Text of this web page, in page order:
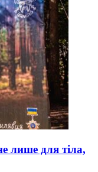
лише для тіла,